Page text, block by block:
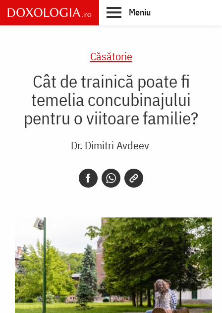
Skip
to
main
Meniu
Căsătorie
Cât de trainică poate fi
temelia concubinajului
pentru o viitoare familie?
Dr. Dimitri Avdeev